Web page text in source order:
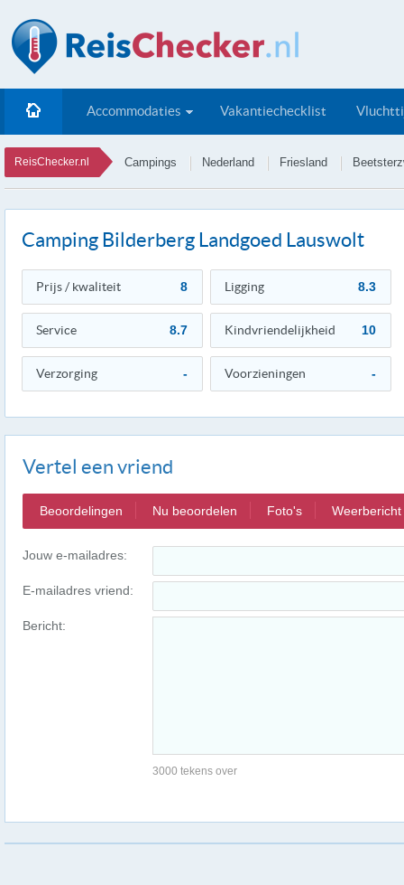
Accommodaties Vakantiechecklist
ReisChecker.nl Campings Nederland Friesland
Camping Bilderberg Landgoed Lauswolt
Prijs / kwaliteit 8 Ligging 8.3
Service 8.7 Kindvriendelijkheid 10
Verzorging - Voorzieningen -
Vertel een vriend
Beoordelingen Nu beoordelen Foto's Weerbericht
Jouw e-mailadres:
E-mailadres vriend:
Bericht:
3000 tekens over